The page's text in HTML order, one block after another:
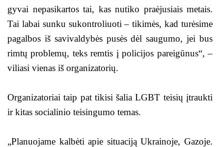
gyvai nepasikartos tai, kas nutiko praėjusiais metais.
Tai labai sunku sukontroliuoti – tikimės, kad turėsime
pagalbos iš savivaldybės pusės dėl saugumo, jei bus
rimtų problemų, teks remtis į policijos pareigūnus“, –
viliasi vienas iš organizatorių.
Organizatoriai taip pat tikisi šalia LGBT teisių įtraukti
ir kitas socialinio teisingumo temas.
„Planuojame kalbėti apie situaciją Ukrainoje, Gazoje.